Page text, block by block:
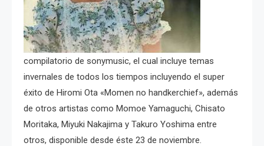
compilatorio de sonymusic, el cual incluye temas
invernales de todos los tiempos incluyendo el super
éxito de Hiromi Ota «Momen no handkerchief», además
de otros artistas como Momoe Yamaguchi, Chisato
Moritaka, Miyuki Nakajima y Takuro Yoshima entre
otros, disponible desde éste 23 de noviembre.